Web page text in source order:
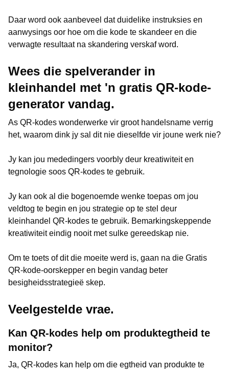
Daar word ook aanbeveel dat duidelike instruksies en
aanwysings oor hoe om die kode te skandeer en die
verwagte resultaat na skandering verskaf word.
Wees die spelverander in
kleinhandel met 'n gratis QR-kode-
generator vandag.
As QR-kodes wonderwerke vir groot handelsname verrig
het, waarom dink jy sal dit nie dieselfde vir joune werk nie?
Jy kan jou mededingers voorbly deur kreatiwiteit en
tegnologie soos QR-kodes te gebruik.
Jy kan ook al die bogenoemde wenke toepas om jou
veldtog te begin en jou strategie op te stel deur
kleinhandel QR-kodes te gebruik. Bemarkingskeppende
kreatiwiteit eindig nooit met sulke gereedskap nie.
Om te toets of dit die moeite werd is, gaan na die Gratis
QR-kode-oorskepper en begin vandag beter
besigheidsstrategieë skep.
Veelgestelde vrae.
Kan QR-kodes help om produktegtheid te
monitor?
Ja, QR-kodes kan help om die egtheid van produkte te